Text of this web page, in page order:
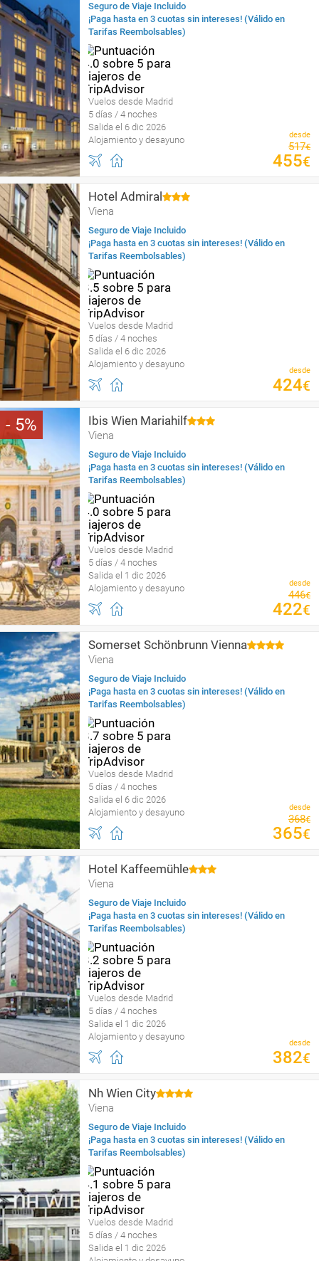
Seguro de Viaje Incluido
¡Paga hasta en 3 cuotas sin intereses! (Válido en
Tarifas Reembolsables)
Vuelos desde Madrid
5 días / 4 noches
Salida el 6 dic 2026
Alojamiento y desayuno
desde
517€
455€
Hotel Admiral
Viena
Seguro de Viaje Incluido
¡Paga hasta en 3 cuotas sin intereses! (Válido en
Tarifas Reembolsables)
Vuelos desde Madrid
5 días / 4 noches
Salida el 6 dic 2026
Alojamiento y desayuno
desde
424€
5 Ibis Wien Mariahilf
Viena
Seguro de Viaje Incluido
¡Paga hasta en 3 cuotas sin intereses! (Válido en
Tarifas Reembolsables)
Vuelos desde Madrid
5 días / 4 noches
Salida el 1 dic 2026
Alojamiento y desayuno
desde
446€
422€
Somerset Schönbrunn Vienna
Viena
Seguro de Viaje Incluido
¡Paga hasta en 3 cuotas sin intereses! (Válido en
Tarifas Reembolsables)
Vuelos desde Madrid
5 días / 4 noches
Salida el 6 dic 2026
Alojamiento y desayuno
desde
368€
365€
Hotel Kaffeemühle
Viena
Seguro de Viaje Incluido
¡Paga hasta en 3 cuotas sin intereses! (Válido en
Tarifas Reembolsables)
Vuelos desde Madrid
5 días / 4 noches
Salida el 1 dic 2026
Alojamiento y desayuno
desde
382€
Nh Wien City
Viena
Seguro de Viaje Incluido
¡Paga hasta en 3 cuotas sin intereses! (Válido en
Tarifas Reembolsables)
Vuelos desde Madrid
5 días / 4 noches
Salida el 1 dic 2026